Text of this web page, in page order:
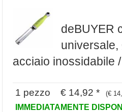
deBUYER
universale,
acciaio inossidabile
1 pezzo € 14,92 * (€
IMMEDIATAMENTE